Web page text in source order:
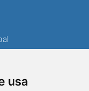
usa